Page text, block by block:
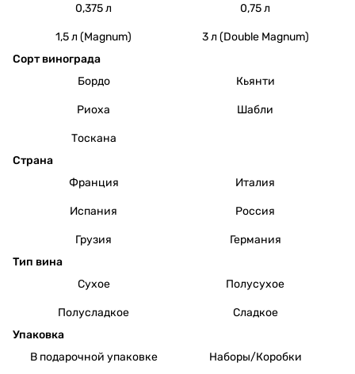
0,375 л
0,75 л
1,5 л (Magnum)
3 л (Double Magnum)
Сорт винограда
Бордо
Кьянти
Риоха Шабли
Тоскана
Страна
Франция
Италия
Испания Россия
Грузия
Германия
Тип вина
Сухое
Полусухое
Полусладкое
Сладкое
Упаковка
В подарочной упаковке
Наборы/Коробки